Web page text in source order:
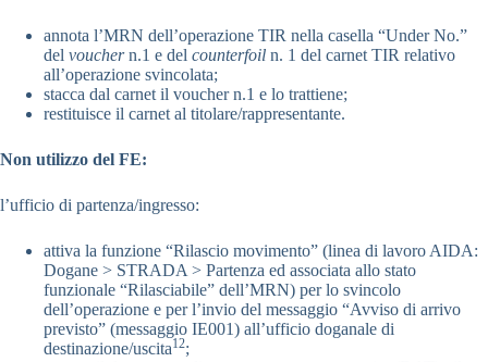
annota l’MRN dell’operazione TIR nella casella “Under No.”
del vouchern.1 e del counterfoil n. 1 del carnet TIR relativo
all’operazione svincolata;
stacca dal carnet il voucher n.1 e lo trattiene;
restituisce il carnet al titolare/rappresentante.
Non utilizzo del FE:
l’ufficio di partenza/ingresso:
attiva la funzione “Rilascio movimento” (linea di lavoro AIDA:
Dogane > STRADA > Partenza ed associata allo stato
funzionale “Rilasciabile” dell’MRN) per lo svincolo
dell’operazione e per l’invio del messaggio “Avviso di arrivo
previsto” (messaggio IE001) all’ufficio doganale di
destinazione/uscita12;